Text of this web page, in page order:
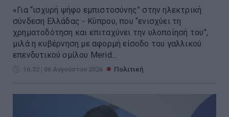
«Για “ισχυρή ψήφο εμπιστοσύνης” στην ηλεκτρική
σύνδεση Ελλάδας - Κύπρου, που “ενισχύει τη
χρηματοδότηση και επιταχύνει την υλοποίησή του”,
μιλά η κυβέρνηση με αφορμή είσοδο του γαλλικού
επενδυτικού ομίλου Merid...
16:32 | 06 Αυγούστου 2026 Πολιτική